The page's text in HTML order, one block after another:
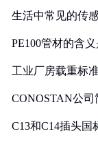
生活中常见的传
PE100管材的含
工业厂房载重标
CONOSTAN公司
C13和C14插头